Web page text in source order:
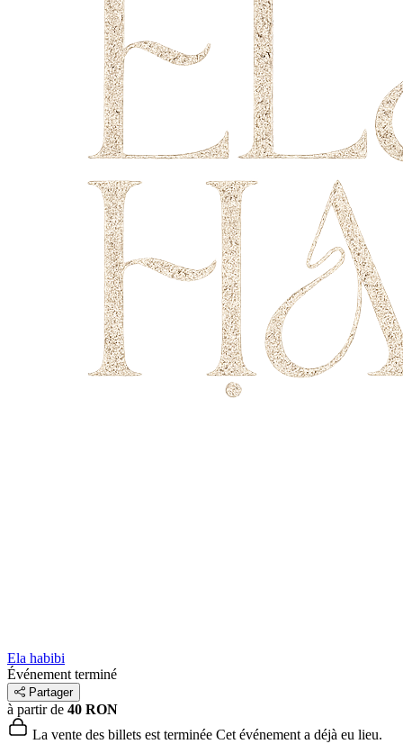
Ela habibi
Événement terminé
Partager
à partir de 40 RON
La vente des billets est terminée Cet événement a déjà eu lieu.